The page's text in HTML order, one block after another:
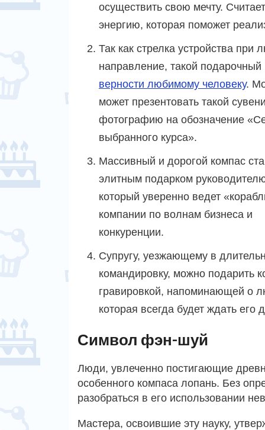
осуществить свою мечту.
энергию, которая поможет
Так как стрелка устройства
направление, такой
верности любимому человеку.
может презентовать такой
фотографию на обозначение
выбранного курса».
Массивный и дорогой компас
элитным подарком
который уверенно ведет
компании по волнам бизнеса и
конкуренции.
Супругу, уезжающему в
командировку, можно подарить
гравировкой, напоминающей о
которая всегда будет ждать его
Символ фэн-шуй
Люди, увлеченно постигающие
особенного компаса лопань. Без
разобраться в его использовании
Мастера, освоившие эту науку,